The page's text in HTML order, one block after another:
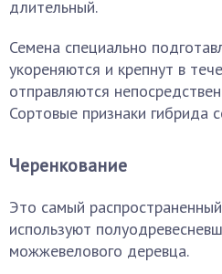
длительный.
Семена специально
укореняются и крепнут в
отправляются
Сортовые признаки гибрида
Черенкование
Это самый
используют
можжевелового деревца.